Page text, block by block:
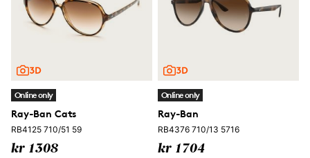
Online only
Ray-Ban Cats
RB4125 710/51 59
kr 1308
Online only
Ray-Ban
RB4376 710/13 5716
kr 1704